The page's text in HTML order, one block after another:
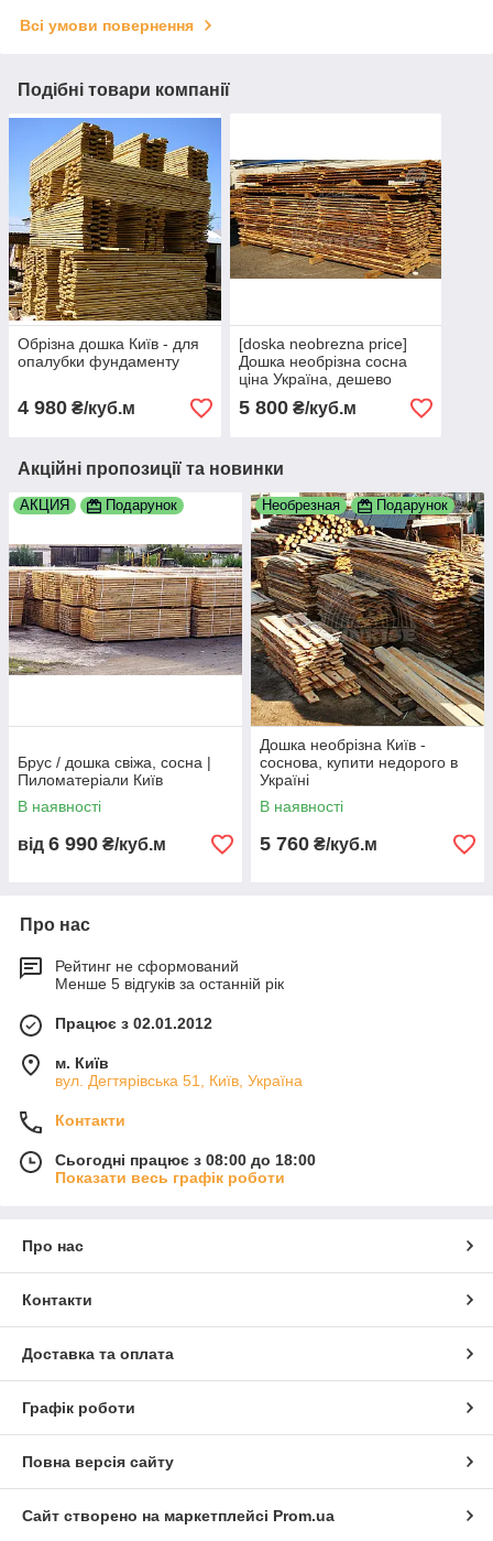
Всі умови повернення
Подібні товари компанії
Обрізна дошка Київ - для
опалубки фундаменту
4 980 ₴/куб.м
[doska neobrezna price]
Дошка необрізна сосна
ціна Україна, дешево
купити — Київ
5 800₴/куб.м
Акційні пропозиції та новинки
АКЦИЯ Подарунок
Брус / дошка свіжа, сосна |
Пиломатеріали Київ
В наявності
від 6 990 ₴/куб.м
Необрезная Подарунок
Дошка необрізна Київ -
соснова, купити недорого в
Україні
В наявності
5 760 ₴/куб.м
Про нас
Рейтинг не сформований
Менше 5 відгуків за останній рік
Працює з 02.01.2012
м. Київ
вул. Дегтярівська 51, Київ, Україна
Контакти
Сьогодні працює з 08:00 до 18:00
Показати весь графік роботи
Про нас
Контакти
Доставка та оплата
Графік роботи
Повна версія сайту
Сайт створено на маркетплейсі Prom.ua